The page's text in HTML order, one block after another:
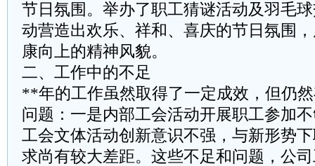
节日氛围。举办了职工猜谜活动及羽毛
动营造出欢乐、祥和、喜庆的节日氛围
康向上的精神风貌。
二、工作中的不足
**年的工作虽然取得了一定成效，但仍
问题：一是内部工会活动开展职工参加
工会文体活动创新意识不强，与新形势
求尚有较大差距。这些不足和问题，公